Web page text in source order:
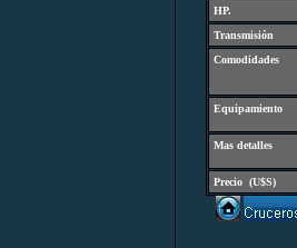
HP.
Transmisión
Comodidades
Equipamiento
Mas detalles
Precio (U$S)